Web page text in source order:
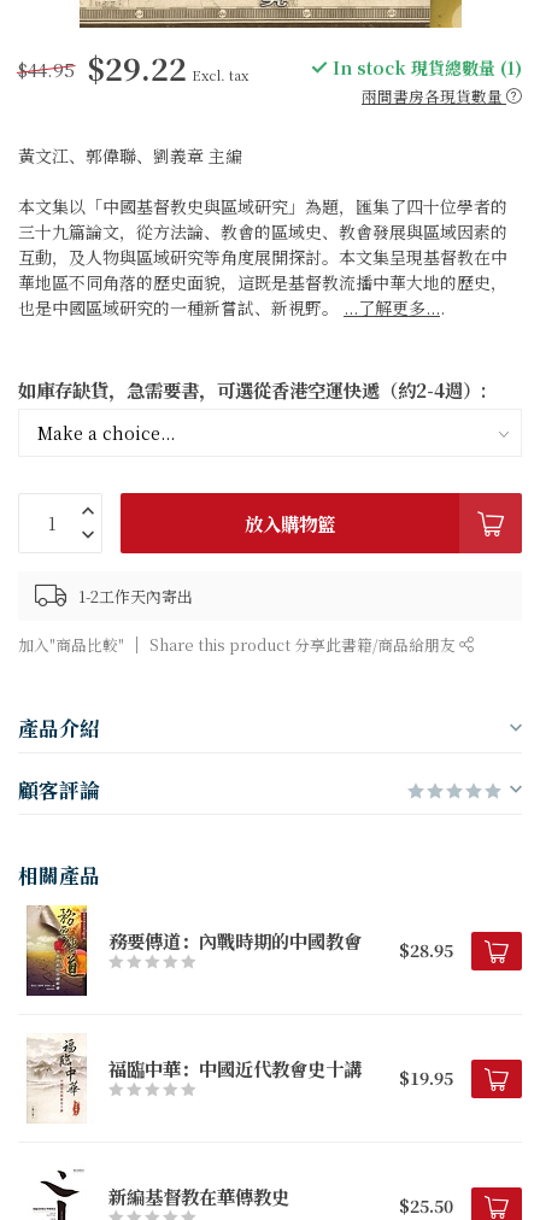
$44.95 $29.22 Excl. tax In stock 現貨總數量 (1)
兩間書房各現貨數量
黃文江、郭偉聯、劉義章 主編
本文集以「中國基督教史與區域研究」為題，匯集了四十位學者的
三十九篇論文，從方法論、教會的區域史、教會發展與區域因素的
互動，及人物與區域研究等角度展開探討。本文集呈現基督教在中
華地區不同角落的歷史面貌，這既是基督教流播中華大地的歷史，
也是中國區域研究的一種新嘗試、新視野。 ...了解更多....
如庫存缺貨，急需要書，可選從香港空運快遞（約2-4週）:
放入購物籃
1-2工作天內寄出
加入"商品比較" Share this product 分享此書籍/商品給朋友
產品介紹
顧客評論
相關產品
務要傳道：內戰時期的中國教會 $28.95
福臨中華：中國近代教會史十講 $19.95
新編基督教在華傳教史 $25.50